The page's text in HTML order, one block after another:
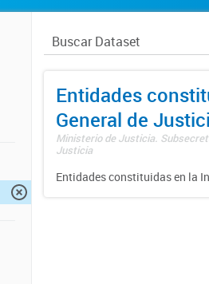
Entidades
General de
Ministerio de Justicia.
Justicia
Entidades constituidas en la